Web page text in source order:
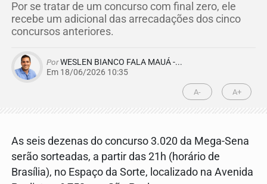
Por se tratar de um concurso com final zero, ele
recebe um adicional das arrecadações dos cinco
concursos anteriores.
PorWESLEN BIANCO FALA MAUÁ -...
Em 18/06/2026 10:35
A- A+
As seis dezenas do concurso 3.020 da Mega-Sena
serão sorteadas, a partir das 21h (horário de
Brasília), no Espaço da Sorte, localizado na Avenida